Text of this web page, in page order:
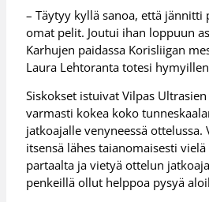
– Täytyy kyllä sanoa, että
omat pelit. Joutui ihan loppuun
Karhujen paidassa Korisliigan
Laura Lehtoranta totesi
Siskokset istuivat Vilpas
varmasti kokea koko
jatkoajalle venyneessä ottelussa.
itsensä lähes taianomaisesti
partaalta ja vietyä ottelun
penkeillä ollut helppoa pysyä